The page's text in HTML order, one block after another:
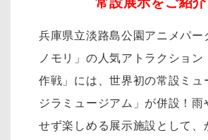
兵庫県立淡路島公園アニメパー
ノモリ」の人気アトラクション
作戦」には、世界初の常設ミュ
ジラミュージアム」が併設！雨
せず楽しめる展示施設として、